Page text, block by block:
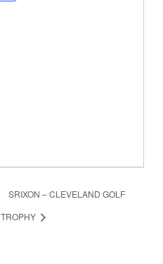
SRIXON – CLEVELAND GOLF
TROPHY